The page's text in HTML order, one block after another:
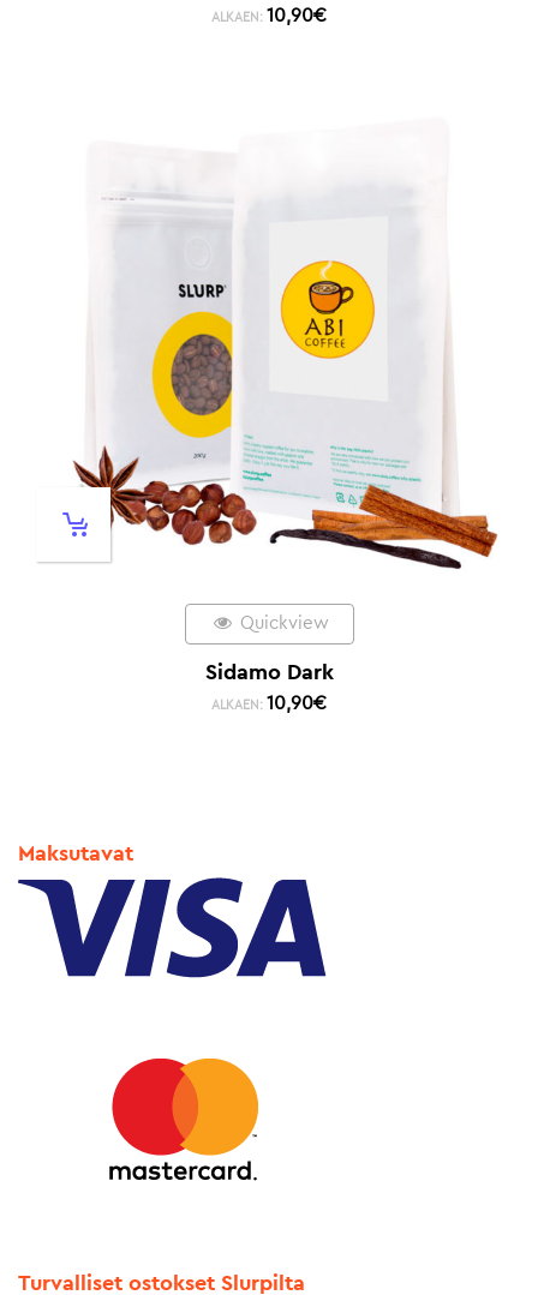
ALKAEN: 10,90€
Quickview
Sidamo Dark
ALKAEN: 10,90€
Maksutavat
Turvalliset ostokset Slurpilta